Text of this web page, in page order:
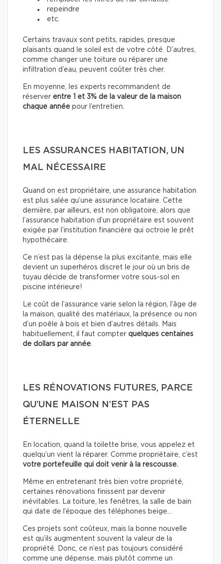
repeindre
etc.
Certains travaux sont petits, rapides, presque
plaisants quand le soleil est de votre côté. D’autres,
comme changer une toiture ou réparer une
infiltration d’eau, peuvent coûter très cher.
En moyenne, les experts recommandent de
réserver entre 1 et 3% de la valeur de la maison
chaque année pour l’entretien.
LES ASSURANCES HABITATION, UN
MAL NÉCESSAIRE
Quand on est propriétaire, une assurance habitation
est plus salée qu’une assurance locataire. Cette
dernière, par ailleurs, est non obligatoire, alors que
l’assurance habitation d’un propriétaire est souvent
exigée par l’institution financière qui octroie le prêt
hypothécaire.
Ce n’est pas la dépense la plus excitante, mais elle
devient un superhéros discret le jour où un bris de
tuyau décide de transformer votre sous-sol en
piscine intérieure!
Le coût de l’assurance varie selon la région, l’âge de
la maison, qualité des matériaux, la présence ou non
d’un poêle à bois et bien d’autres détails. Mais
habituellement, il faut compter quelques centaines
de dollars par année
LES RÉNOVATIONS FUTURES, PARCE
QU’UNE MAISON N’EST PAS
ÉTERNELLE
En location, quand la toilette brise, vous appelez et
quelqu’un vient la réparer. Comme propriétaire, c’est
votre portefeuille qui doit venir à la rescousse.
Même en entretenant très bien votre propriété,
certaines rénovations finissent par devenir
inévitables. La toiture, les fenêtres, la salle de bain
qui date de l’époque des téléphones beige…
Ces projets sont coûteux, mais la bonne nouvelle
est qu’ils augmentent souvent la valeur de la
propriété. Donc, ce n’est pas toujours considéré
comme une dépense, mais plutôt comme un